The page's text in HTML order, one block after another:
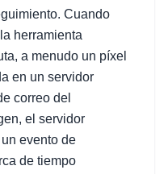
Cuando
herramienta
a menudo un píxel
en un servidor
correo del
el servidor
evento de
de tiempo